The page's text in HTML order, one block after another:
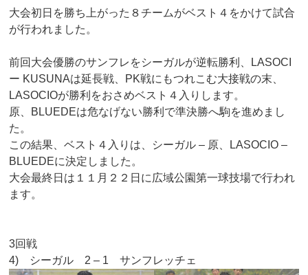
大会初日を勝ち上がった８チームがベスト４をかけて試合
が行われました。
前回大会優勝のサンフレをシーガルが逆転勝利、LASOCI
ー KUSUNAは延長戦、PK戦にもつれこむ大接戦の末、
LASOCIOが勝利をおさめベスト４入りします。
原、BLUEDEは危なげない勝利で準決勝へ駒を進めまし
た。
この結果、ベスト４入りは、シーガル – 原、LASOCIO –
BLUEDEに決定しました。
大会最終日は１１月２２日に広域公園第一球技場で行われ
ます。
3回戦
4) シーガル 2 – 1 サンフレッチェ